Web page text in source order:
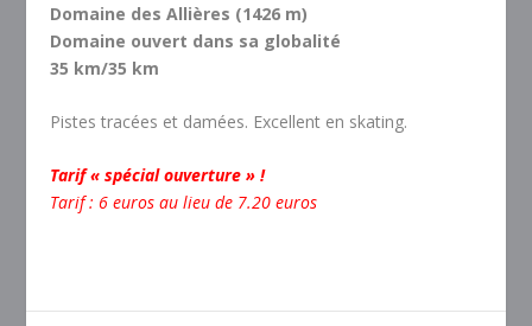
Domaine des Allières (1426 m)
Domaine ouvert dans sa globalité
35 km/35 km
Pistes tracées et damées. Excellent en skating.
Tarif « spécial ouverture » !
Tarif : 6 euros au lieu de 7.20 euros